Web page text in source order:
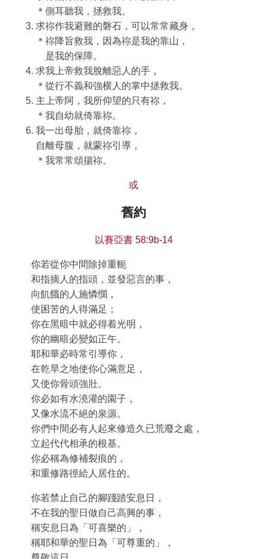
＊側耳聽我，拯救我。
求祢作我避難的磐石，可以常常藏身，
＊祢降旨救我，因為祢是我的靠山，
是我的保障。
求我上帝救我脫離惡人的手，
＊從行不義和強横人的掌中拯救我。
主上帝阿，我所仰望的只有祢，
＊我自幼就倚靠祢。
我一出母胎，就倚靠祢，
自離母腹，就蒙祢引導，
＊我常常頌揚祢。
或
舊約
以賽亞書 58:9b-14
你若從你中間除掉重軛
和指摘人的指頭，並發惡言的事，
向飢餓的人施憐憫，
使困苦的人得滿足；
你在黑暗中就必得着光明，
你的幽暗必變如正午。
耶和華必時常引導你，
在乾旱之地使你心滿意足，
又使你骨頭強壯。
你必如有水澆灌的園子，
又像水流不絕的泉源。
你們中間必有人起來修造久已荒廢之處，
立起代代相承的根基。
你必稱為修補裂痕的，
和重修路徑給人居住的。
你若禁止自己的腳踐踏安息日，
不在我的聖日做自己高興的事，
稱安息日為「可喜樂的」，
稱耶和華的聖日為「可尊重的」，